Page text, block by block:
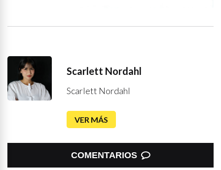
Scarlett Nordahl
Scarlett Nordahl
VER MÁS
COMENTARIOS